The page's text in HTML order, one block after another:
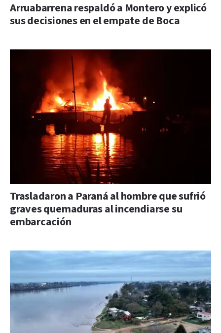
Arruabarrena respaldó a Montero y explicó
sus decisiones en el empate de Boca
Trasladaron a Paraná al hombre que sufrió
graves quemaduras al incendiarse su
embarcación